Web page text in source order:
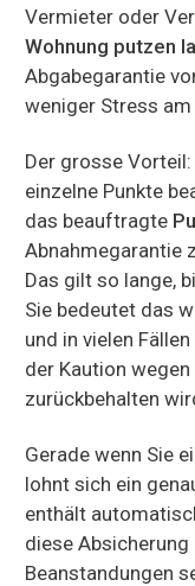
Vermieter oder
Wohnung putzen
Abgabegarantie
weniger Stress am
Der grosse
einzelne Punkte
das beauftragte
Abnahmegarantie
Das gilt so lange,
Sie bedeutet das
und in vielen
der Kaution
zurückbehalten
Gerade wenn Sie
lohnt sich ein
enthält
diese Absicherung
Beanstandungen